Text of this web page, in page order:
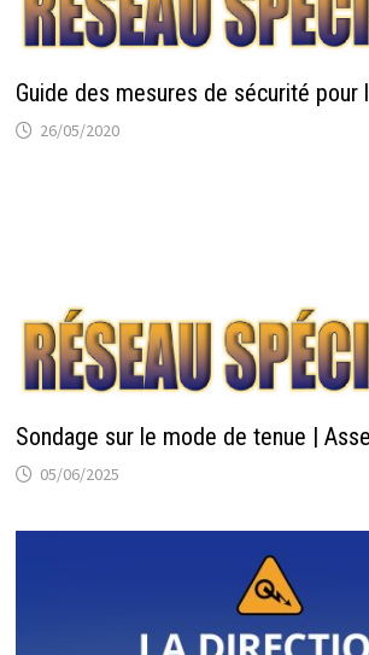
Guide des mesures de sécurité pour
26/05/2020
Sondage sur le mode de tenue |
05/06/2025